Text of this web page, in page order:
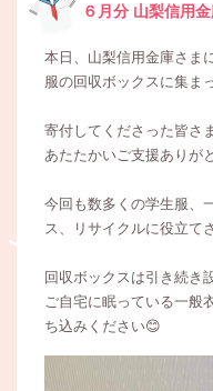
６月分 山梨信用
本日、山梨信用金庫さま
服の回収ボックスに集ま
寄付してくださった皆さま
あたたかいご支援ありが
今回も数多くの学生服、
ス、リサイクルに役立て
回収ボックスは引き続き
ご自宅に眠っている一般
ち込みください😊